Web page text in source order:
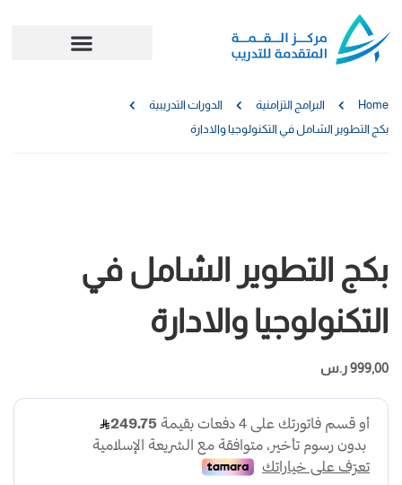
Home البرامج التزامنية
الدورات التدريبية
بكج التطوير الشامل في التكنولوجيا والادارة
بكج التطوير الشامل في
التكنولوجيا والادارة
999,00ر.س